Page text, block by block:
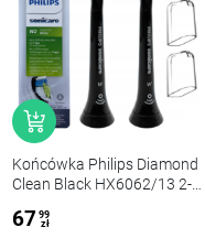
Końcówka Philips Diamond
Clean Black HX6062/13 2-
67 99
zł